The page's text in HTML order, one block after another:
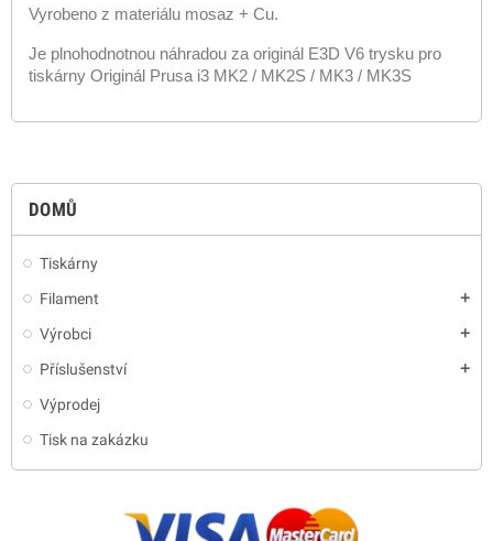
DOMŮ
Tiskárny
Filament
add
Výrobci add
Příslušenství add
Výprodej
Tisk na zakázku
Vyrobeno z materiálu mosaz + Cu.
Je plnohodnotnou náhradou za originál E3D V6 trysku pro
tiskárny Originál Prusa i3 MK2 / MK2S / MK3 / MK3S